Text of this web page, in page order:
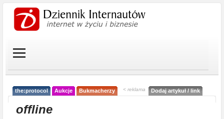
the:protocol Aukcje Bukmacherzy < reklama Dodaj artykuł / link
offline